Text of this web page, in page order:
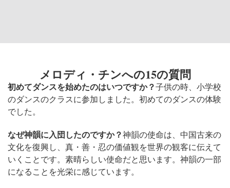
メロディ・チンへの15の質問
初めてダンスを始めたのはいつですか？子供の時、小学校
のダンスのクラスに参加しました。初めてのダンスの体験
でした。
なぜ神韻に入団したのですか？神韻の使命は、中国古来の
文化を復興し、真・善・忍の価値観を世界の観客に伝えて
いくことです。素晴らしい使命だと思います。神韻の一部
になることを光栄に感じています。